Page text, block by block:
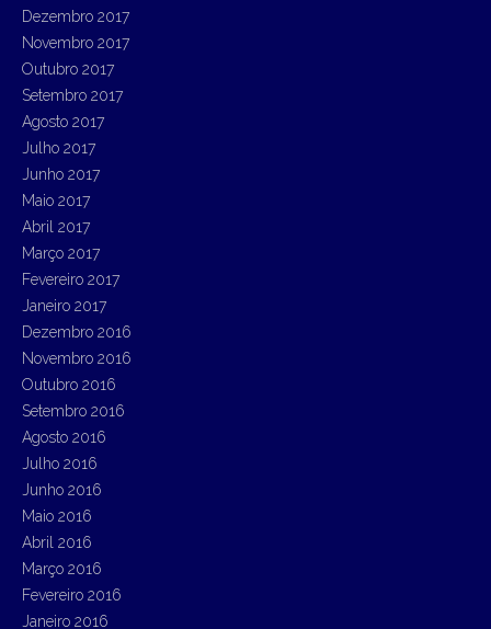
Dezembro 2017
Novembro 2017
Outubro 2017
Setembro 2017
Agosto 2017
Julho 2017
Junho 2017
Maio 2017
Abril 2017
Março 2017
Fevereiro 2017
Janeiro 2017
Dezembro 2016
Novembro 2016
Outubro 2016
Setembro 2016
Agosto 2016
Julho 2016
Junho 2016
Maio 2016
Abril 2016
Março 2016
Fevereiro 2016
Janeiro 2016